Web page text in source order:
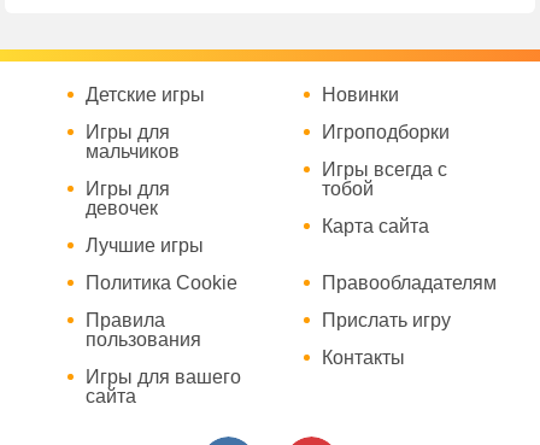
Детские игры
Игры для
мальчиков
Игры для
девочек
Лучшие игры
Новинки
Игроподборки
Игры всегда с
тобой
Карта сайта
Политика Cookie
Правила
пользования
Игры для вашего
сайта
Правообладателям
Прислать игру
Контакты